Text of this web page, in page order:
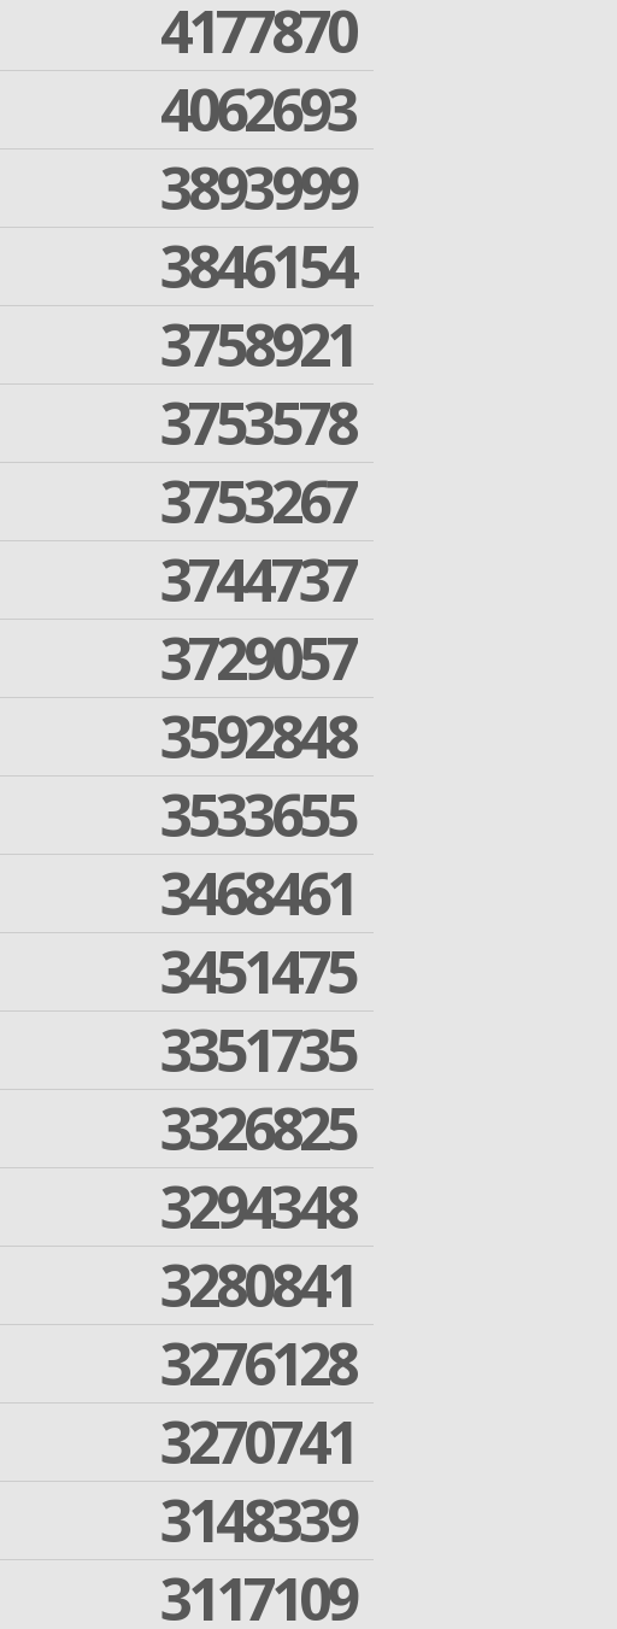
4177870
4062693
3893999
3846154
3758921
3753578
3753267
3744737
3729057
3592848
3533655
3468461
3451475
3351735
3326825
3294348
3280841
3276128
3270741
3148339
3117109